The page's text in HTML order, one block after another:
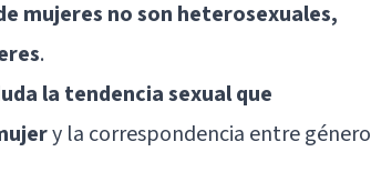
mujeres no son heterosexuales,
.
la tendencia sexual que
y la correspondencia entre género